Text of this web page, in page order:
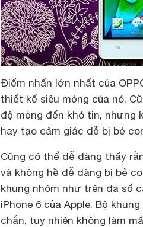
Điểm nhấn lớn nhất của
thiết kế siêu mỏng của nó.
độ mỏng đến khó tin, nhưng
hay tạo cảm giác dễ bị bẻ
Cũng có thể dễ dàng thấy
và không hề dễ dàng bị bẻ
khung nhôm như trên đa số
iPhone 6 của Apple. Bộ
chắn, tuy nhiên không làm